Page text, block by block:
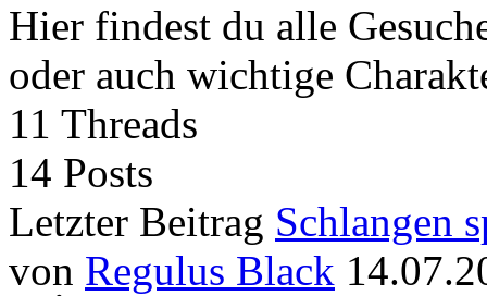
Hier findest du alle
oder auch wichtige
11 Threads
14 Posts
Letzter Beitrag Schlangen
von Regulus Black